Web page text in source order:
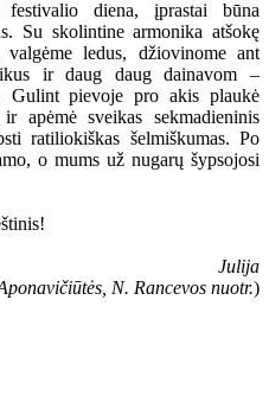
festivalio diena, įprastai būna
Su skolintine armonika atšokę
ledus, džiovinome ant
ir daug daug dainavom –
Gulint pievoje pro akis plaukė
apėmė sveikas sekmadieninis
ratiliokiškas šelmiškumas. Po
o mums už nugarų šypsojosi
Julija
N. Rancevos nuotr.)